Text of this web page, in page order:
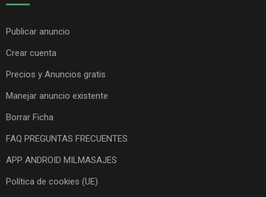
Publicar anuncio
Crear cuenta
Precios y Anuncios gratis
Manejar anuncio existente
Borrar Ficha
FAQ PREGUNTAS FRECUENTES
APP ANDROID MILMASAJES
Política de cookies (UE)